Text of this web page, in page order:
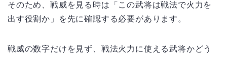
そのため、戦威を見る時は「この武将は戦法で火力を
出す役割か」を先に確認する必要があります。
戦威の数字だけを見ず、戦法火力に使える武将かどう